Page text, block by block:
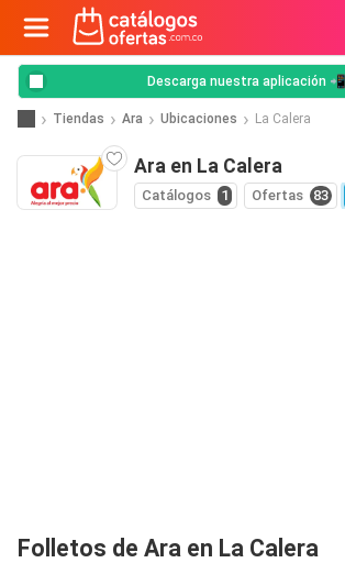
Descarga nuestra aplicación 📲
Tiendas Ara Ubicaciones La Calera
Ara en La Calera
Catálogos 1 Ofertas 83
Folletos de Ara en La Calera